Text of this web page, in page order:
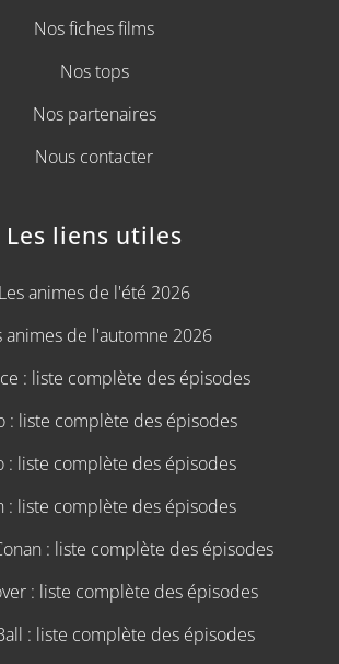
Nos fiches films
Nos tops
Nos partenaires
Nous contacter
Les liens utiles
Les animes de l'été 2026
animes de l'automne 2026
: liste complète des épisodes
: liste complète des épisodes
: liste complète des épisodes
: liste complète des épisodes
: liste complète des épisodes
: liste complète des épisodes
: liste complète des épisodes